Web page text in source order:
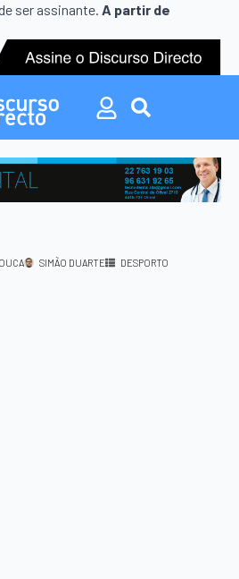
ser assinante. A partir de
Search
for:
Search
SIMÃO DUARTE DESPORTO